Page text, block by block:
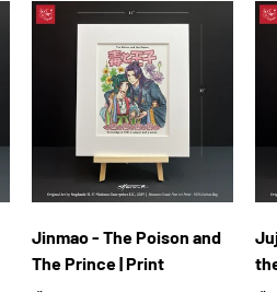
Jinmao - The Poison and
The Prince | Print